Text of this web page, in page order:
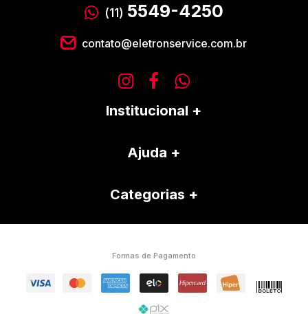
(11) 5549-4250
contato@eletronservice.com.br
Institucional
Ajuda
Categorias
Formas de Pagamento